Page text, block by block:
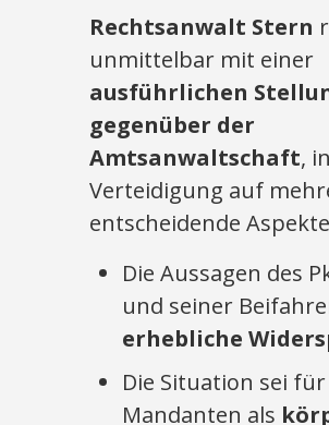
Rechtsanwalt Stern
unmittelbar mit einer
ausführlichen
gegenüber der
Amtsanwaltschaft,
Verteidigung auf
entscheidende
Die Aussagen des
und seiner
erhebliche
Die Situation sei
Mandanten als